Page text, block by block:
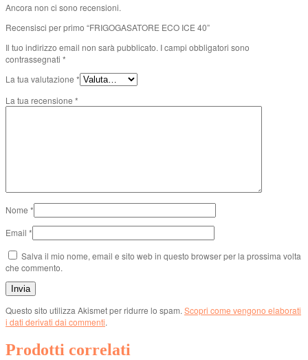
Ancora non ci sono recensioni.
Recensisci per primo “FRIGOGASATORE ECO ICE 40”
Il tuo indirizzo email non sarà pubblicato. I campi obbligatori sono
contrassegnati *
La tua valutazione *
La tua recensione *
Nome *
Email *
Salva il mio nome, email e sito web in questo browser per la prossima volta
che commento.
Questo sito utilizza Akismet per ridurre lo spam. Scopri come vengono elaborati
i dati derivati dai commenti.
Prodotti correlati